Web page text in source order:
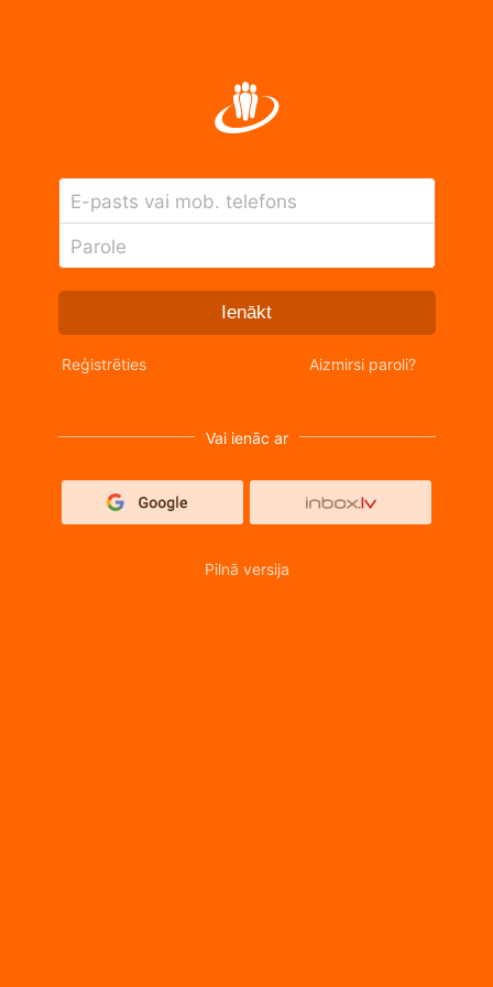
E-pasts vai mob. telefons
Parole
Ienākt
Reģistrēties Aizmirsi paroli?
Vai ienāc ar
Pilnā versija